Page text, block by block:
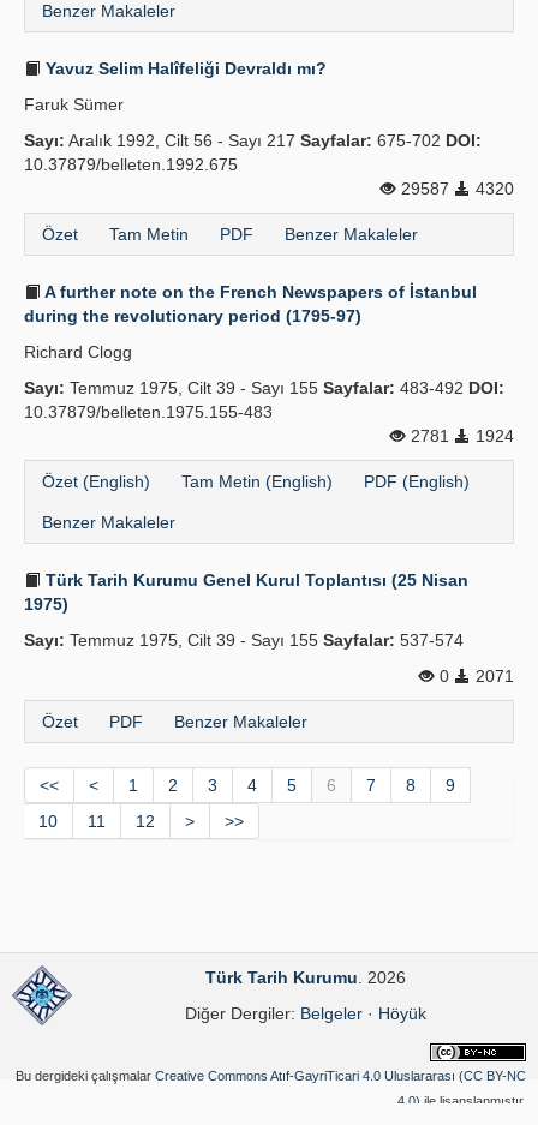
Benzer Makaleler
Yavuz Selim Halîfeliği Devraldı mı?
Faruk Sümer
Sayı: Aralık 1992, Cilt 56 - Sayı 217 Sayfalar: 675-702 DOI:
10.37879/belleten.1992.675
29587
4320
Özet Tam Metin PDF Benzer Makaleler
A further note on the French Newspapers of İstanbul
during the revolutionary period (1795-97)
Richard Clogg
Sayı: Temmuz 1975, Cilt 39 - Sayı 155 Sayfalar: 483-492 DOI:
10.37879/belleten.1975.155-483
2781
1924
Özet (English) Tam Metin (English) PDF (English)
Benzer Makaleler
Türk Tarih Kurumu Genel Kurul Toplantısı (25 Nisan
1975)
Sayı: Temmuz 1975, Cilt 39 - Sayı 155 Sayfalar: 537-574
0
2071
Özet PDF Benzer Makaleler
<< < 1 2 3 4 5 6 7 8
9
10
11 12 > >>
Türk Tarih Kurumu . 2026
Diğer Dergiler: Belgeler· Höyük
Bu dergideki çalışmalar Creative Commons Atıf-GayriTicari 4.0 Uluslararası (CC BY-NC
4.0) ile lisanslanmıştır.